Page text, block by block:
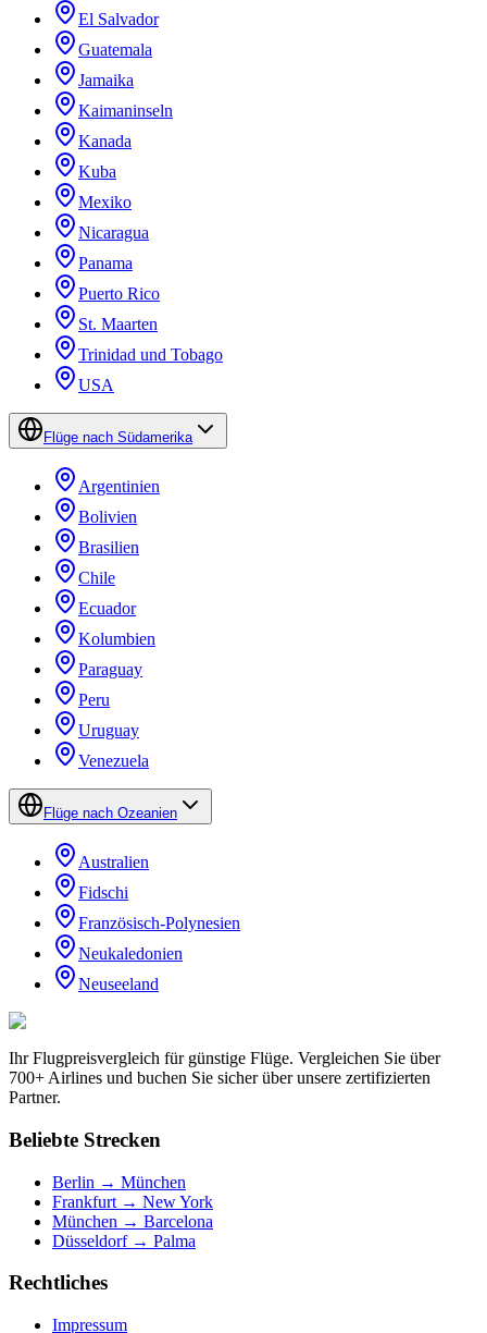
El Salvador
Guatemala
Jamaika
Kaimaninseln
Kanada
Kuba
Mexiko
Nicaragua
Panama
Puerto Rico
St. Maarten
Trinidad und Tobago
USA
Flüge nach Südamerika
Argentinien
Bolivien
Brasilien
Chile
Ecuador
Kolumbien
Paraguay
Peru
Uruguay
Venezuela
Flüge nach Ozeanien
Australien
Fidschi
Französisch-Polynesien
Neukaledonien
Neuseeland
Ihr Flugpreisvergleich für günstige Flüge. Vergleichen Sie über
700+ Airlines und buchen Sie sicher über unsere zertifizierten
Partner.
Beliebte Strecken
Berlin → München
Frankfurt → New York
München → Barcelona
Düsseldorf → Palma
Rechtliches
Impressum